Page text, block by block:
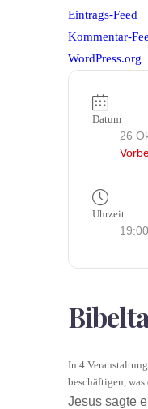
Eintrags-Feed
Kommentar-
WordPress.org
Datum
26
Uhrzeit
In 4
beschäftigen,
Jesus sagte